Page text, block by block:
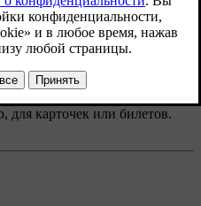
зеркало с крышкой. Когда
включается подсветка
для карточек или билетов.